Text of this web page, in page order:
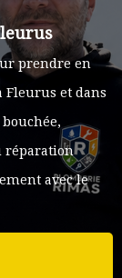
prendre en
Fleurus et dans
réparation
avec le